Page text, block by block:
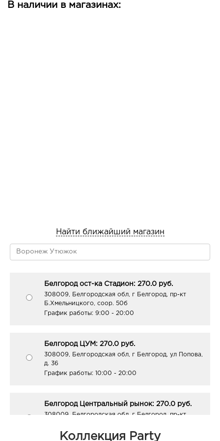
В наличии в магазинах:
Найти ближайший магазин
Белгород ост-ка Стадион: 270.0 руб.
308009, Белгородская обл, г Белгород, пр-кт
Б.Хмельницкого, соор. 50б
График работы: 9:00 - 20:00
Белгород ЦУМ: 270.0 руб.
308009, Белгородская обл, г Белгород, ул Попова,
д. 36
График работы: 10:00 - 20:00
Белгород Центральный рынок: 270.0 руб.
308009, Белгородская обл, г Белгород, пр-кт
График работы:9:00 - 21:00
Коллекция Party